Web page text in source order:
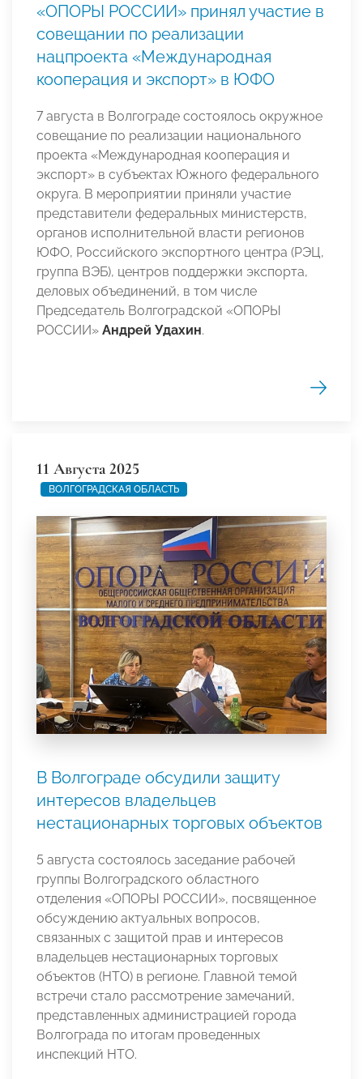
«ОПОРЫ РОССИИ» принял участие в
совещании по реализации
нацпроекта «Международная
кооперация и экспорт» в ЮФО
7 августа в Волгограде состоялось окружное
совещание по реализации национального
проекта «Международная кооперация и
экспорт» в субъектах Южного федерального
округа. В мероприятии приняли участие
представители федеральных министерств,
органов исполнительной власти регионов
ЮФО, Российского экспортного центра (РЭЦ,
группа ВЭБ), центров поддержки экспорта,
деловых объединений, в том числе
Председатель Волгоградской «ОПОРЫ
РОССИИ» Андрей Удахин.
11 Августа 2025
ВОЛГОГРАДСКАЯ ОБЛАСТЬ
В Волгограде обсудили защиту
интересов владельцев
нестационарных торговых объектов
5 августа состоялось заседание рабочей
группы Волгоградского областного
отделения «ОПОРЫ РОССИИ», посвященное
обсуждению актуальных вопросов,
связанных с защитой прав и интересов
владельцев нестационарных торговых
объектов (НТО) в регионе. Главной темой
встречи стало рассмотрение замечаний,
представленных администрацией города
Волгограда по итогам проведенных
инспекций НТО.